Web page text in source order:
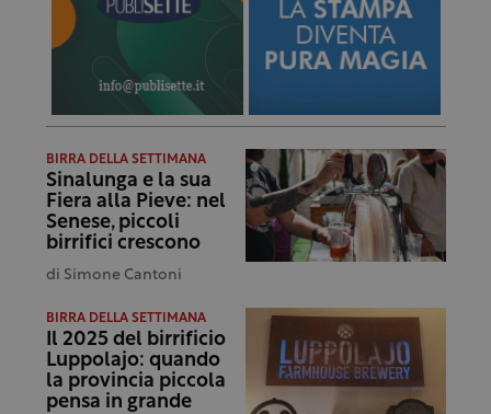
BIRRA DELLA SETTIMANA
Sinalunga e la sua
Fiera alla Pieve: nel
Senese, piccoli
birrifici crescono
di Simone Cantoni
BIRRA DELLA SETTIMANA
Il 2025 del birrificio
Luppolajo: quando
la provincia piccola
pensa in grande